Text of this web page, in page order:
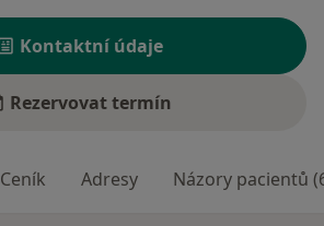
Kontaktní údaje
Rezervovat termín
Ceník Adresy Názory pacientů